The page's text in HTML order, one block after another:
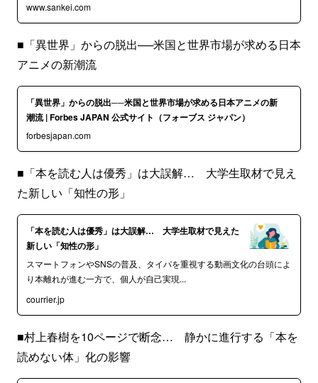
www.sankei.com
■「異世界」からの脱出──米国と世界市場が求める日本
アニメの新潮流
「異世界」からの脱出──米国と世界市場が求める日本アニメの新
潮流 | Forbes JAPAN 公式サイト（フォーブス ジャパン）
forbesjapan.com
■「本を読む人は優秀」は大誤解… 大学生取材で見え
た新しい「知性の形」
「本を読む人は優秀」は大誤解… 大学生取材で見えた
新しい「知性の形」
スマートフォンやSNSの普及、タイパを重視する動画文化の台頭によ
り本離れが進む一方で、個人が自己実現...
courrier.jp
■村上春樹を10ページで断念… 静かに進行する「本を
読めない体」化の影響